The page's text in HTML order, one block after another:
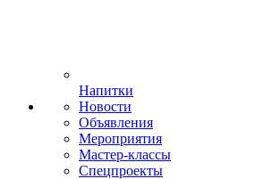
Напитки
Новости
Объявления
Мероприятия
Мастер-классы
Спецпроекты